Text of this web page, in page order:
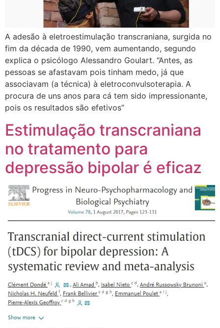
A adesão à eletroestimulação transcraniana, surgida no
fim da década de 1990, vem aumentando, segundo
explica o psicólogo Alessandro Goulart. “Antes, as
pessoas se afastavam pois tinham medo, já que
associavam (a técnica) à eletroconvulsoterapia. A
procura de uns anos para cá tem sido impressionante,
pois os resultados são efetivos”
Estimulação transcraniana
no tratamento para
depressão bipolar é eficaz